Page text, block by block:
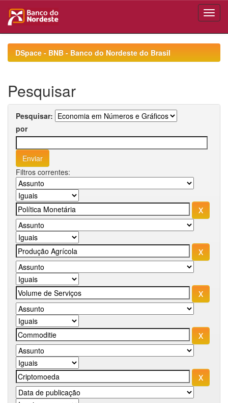
navigationDSpace - BNB - Banco do Nordeste do Brasil
Pesquisar
Pesquisar:
por
Filtros correntes: